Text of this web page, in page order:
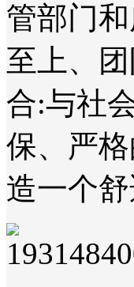
管部门
至上、
合:与社
保、严
造一个